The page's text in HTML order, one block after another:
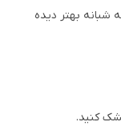
بهتر دیده
کنید.